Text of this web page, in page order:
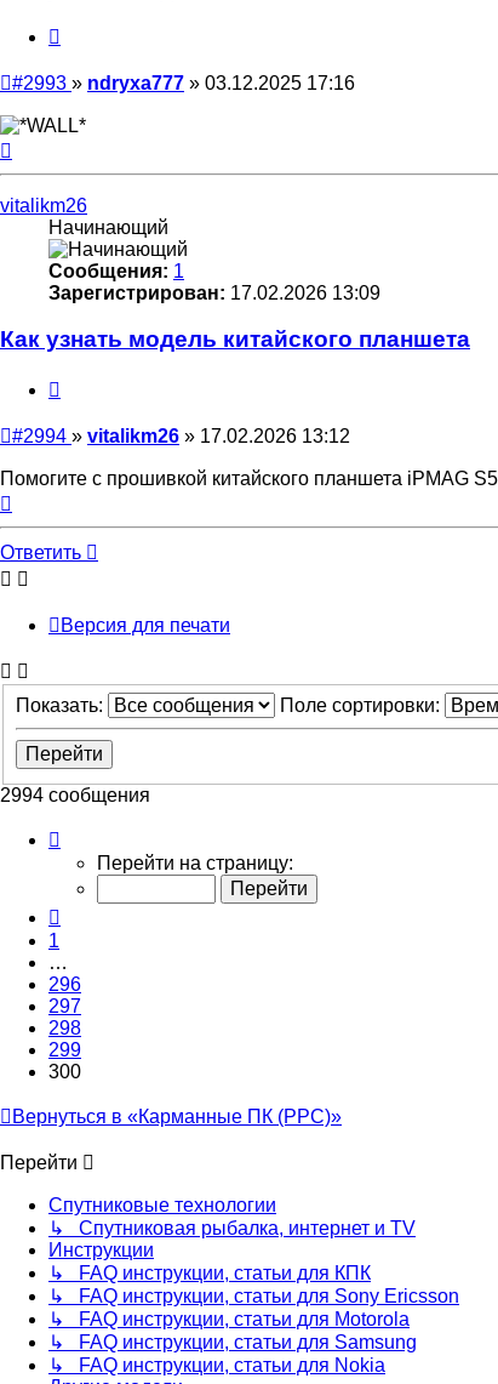
Непрочитанное
#2993 » ndryxa777 » 03.12.2025 17:16
vitalikm26
Начинающий
Сообщения: 1
Зарегистрирован: 17.02.2026 13:09
Как узнать модель китайского планшета
Непрочитанное
#2994 » vitalikm26 » 17.02.2026 13:12
Помогите с прошивкой китайского планшета iPMAG
началу
Ответить
Версия для печати
Показать: Поле сортировки:
2994 сообщения
300
300
Перейти на страницу:
1
…
296
297
298
299
300
Вернуться в «Карманные ПК (PPC)»
Перейти
Спутниковые технологии
↳ Спутниковая рыбалка, интернет и TV
Инструкции
↳ FAQ инструкции, статьи для КПК
↳ FAQ инструкции, статьи для Sony Ericsson
↳ FAQ инструкции, статьи для Motorola
↳ FAQ инструкции, статьи для Samsung
↳ FAQ инструкции, статьи для Nokia